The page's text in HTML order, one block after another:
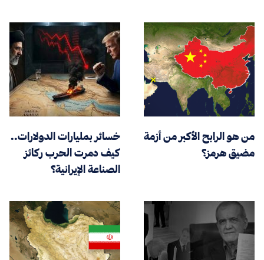
من هو الرابح الأكبر من أزمة
مضيق هرمز؟
خسائر بمليارات الدولارات..
كيف دمرت الحرب ركائز
الصناعة الإيرانية؟